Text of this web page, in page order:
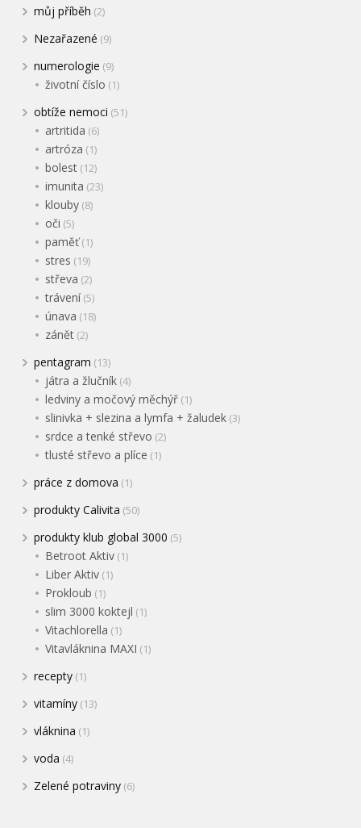
můj příběh (2)
Nezařazené (9)
numerologie (9)
životní číslo (1)
obtíže nemoci (51)
artritida (6)
artróza (1)
bolest (12)
imunita (23)
klouby (8)
oči (5)
paměť(1)
stres (19)
střeva (2)
trávení(5)
únava (18)
zánět (2)
pentagram (13)
játra a žlučník (4)
ledviny a močový měchýř (1)
slinivka + slezina a lymfa + žaludek (3)
srdce a tenké střevo (2)
tlusté střevo a plíce (1)
práce z domova (1)
produkty Calivita (50)
produkty klub global 3000 (5)
Betroot Aktiv (1)
Liber Aktiv (1)
Prokloub (1)
slim 3000 koktejl (1)
Vitachlorella (1)
Vitavláknina MAXI (1)
recepty (1)
vitamíny (13)
vláknina (1)
voda (4)
Zelené potraviny (6)